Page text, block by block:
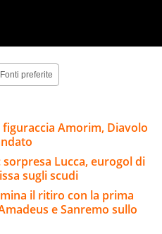
Fonti preferite
figuraccia Amorim, Diavolo
sorpresa Lucca, eurogol di
sugli scudi
il ritiro con la prima
e Sanremo sullo